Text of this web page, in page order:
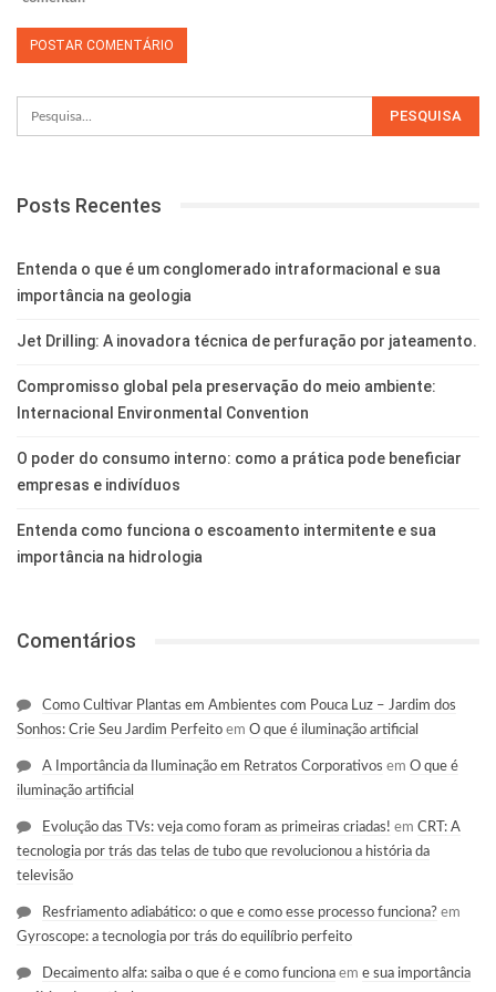
Posts Recentes
Entenda o que é um conglomerado intraformacional e sua
importância na geologia
Jet Drilling: A inovadora técnica de perfuração por jateamento.
Compromisso global pela preservação do meio ambiente:
Internacional Environmental Convention
O poder do consumo interno: como a prática pode beneficiar
empresas e indivíduos
Entenda como funciona o escoamento intermitente e sua
importância na hidrologia
Comentários
Como Cultivar Plantas em Ambientes com Pouca Luz – Jardim dos
Sonhos: Crie Seu Jardim Perfeito em O que é iluminação artificial
A Importância da Iluminação em Retratos Corporativos em O que é
iluminação artificial
Evolução das TVs: veja como foram as primeiras criadas! em CRT: A
tecnologia por trás das telas de tubo que revolucionou a história da
televisão
Resfriamento adiabático: o que e como esse processo funciona? em
Gyroscope: a tecnologia por trás do equilíbrio perfeito
Decaimento alfa: saiba o que é e como funciona em e sua importância